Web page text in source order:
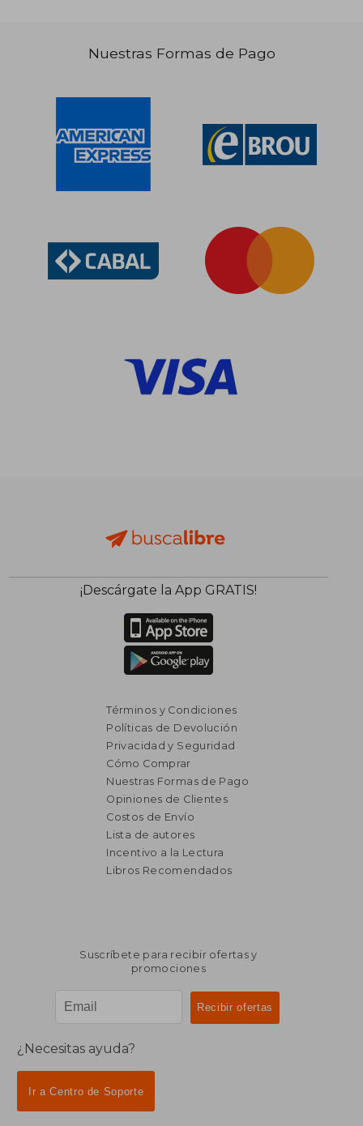
$ 4.009
Nuestras Formas de Pago
¡Descárgate la App GRATIS!
Términos y Condiciones
Políticas de Devolución
Privacidad y Seguridad
Cómo Comprar
Nuestras Formas de Pago
Opiniones de Clientes
Costos de Envío
Lista de autores
Incentivo a la Lectura
Libros Recomendados
Suscríbete para recibir ofertas y
promociones
¿Necesitas ayuda?
Ir a Centro de Soporte